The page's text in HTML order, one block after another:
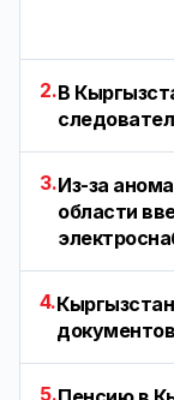
2.В
3.Из-за
области
4.
5.